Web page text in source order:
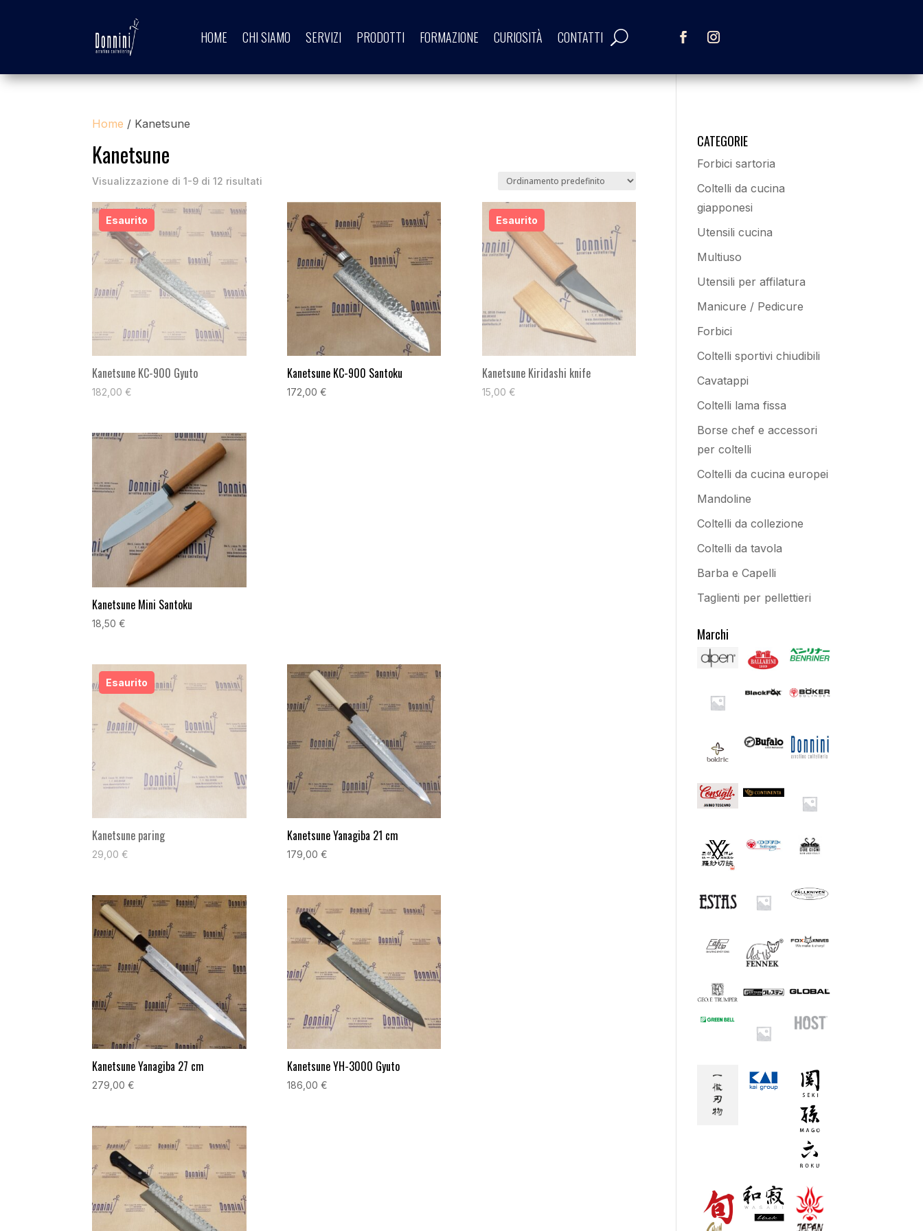
HOME CHI SIAMO SERVIZI PRODOTTI FORMAZIONE CURIOSITÀ CONTATTI
Home / Kanetsune
Kanetsune
Visualizzazione di 1-9 di 12 risultati
Kanetsune KC-900 Gyuto
182,00 €
Kanetsune KC-900 Santoku
172,00 €
Kanetsune Kiridashi knife
15,00 €
Kanetsune Mini Santoku
18,50€
Kanetsune paring
29,00 €
Kanetsune Yanagiba 21 cm
179,00 €
Kanetsune Yanagiba 27 cm
279,00€
Kanetsune YH-3000 Gyuto
186,00 €
CATEGORIE
Forbici sartoria
Coltelli da cucina
giapponesi
Utensili cucina
Multiuso
Utensili per affilatura
Manicure / Pedicure
Forbici
Coltelli sportivi chiudibili
Cavatappi
Coltelli lama fissa
Borse chef e accessori
per coltelli
Coltelli da cucina europei
Mandoline
Coltelli da collezione
Coltelli da tavola
Barba e Capelli
Taglienti per pellettieri
Marchi